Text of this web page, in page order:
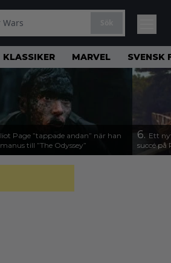
KLASSIKER MARVEL SVENSK
Page ”tappade andan” när han
till ”The Odyssey”
6. Ett
succé på